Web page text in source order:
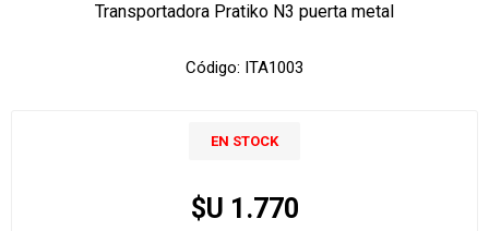
Transportadora Pratiko N3 puerta metal
Código: ITA1003
EN STOCK
$U 1.770